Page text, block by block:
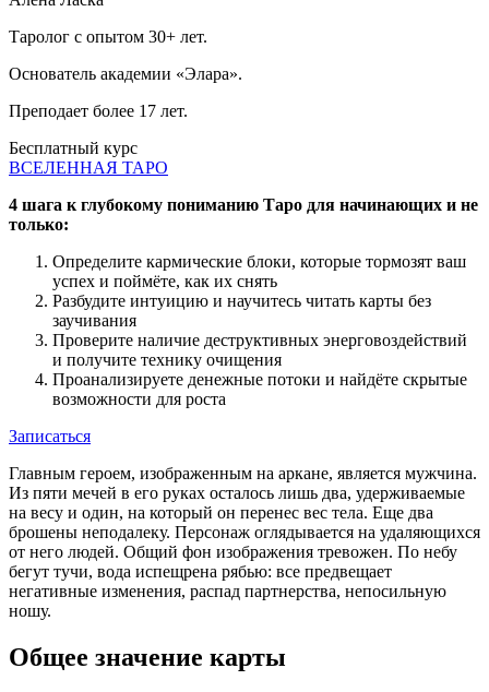
Таролог с опытом 30+ лет.
Основатель академии «Элара».
Преподает более 17 лет.
Бесплатный курс
ВСЕЛЕННАЯ ТАРО
4 шага к глубокому пониманию Таро для начинающих и не
только:
Определите кармические блоки, которые тормозят ваш
успех и поймёте, как их снять
Разбудите интуицию и научитесь читать карты без
заучивания
Проверите наличие деструктивных энерговоздействий
и получите технику очищения
Проанализируете денежные потоки и найдёте скрытые
возможности для роста
Записаться
Главным героем, изображенным на аркане, является мужчина.
Из пяти мечей в его руках осталось лишь два, удерживаемые
на весу и один, на который он перенес вес тела. Еще два
брошены неподалеку. Персонаж оглядывается на удаляющихся
от него людей. Общий фон изображения тревожен. По небу
бегут тучи, вода испещрена рябью: все предвещает
негативные изменения, распад партнерства, непосильную
ношу.
Общее значение карты